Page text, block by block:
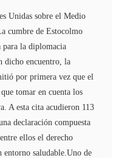
Unidas sobre el Medio
cumbre de Estocolmo
para la diplomacia
dicho encuentro, la
por primera vez que el
tomar en cuenta los
A esta cita acudieron 113
declaración compuesta
ellos el derecho
saludable.Uno de